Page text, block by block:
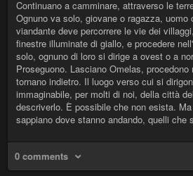
Continuano a camminare, attraverso le
Ognuno va solo, giovane o ragazza, uomo
viandante deve percorrere le vie dei
finestre illuminate di giallo, e procedere
solo, ognuno di loro si dirige a ovest o a
Proseguono. Lasciano Omelas,
tornano indietro. Il luogo verso cui si
immaginabile, per molti di noi, della città
descriverlo. È possibile che non esista.
sappiano dove stanno andando, quelli che
0 comments